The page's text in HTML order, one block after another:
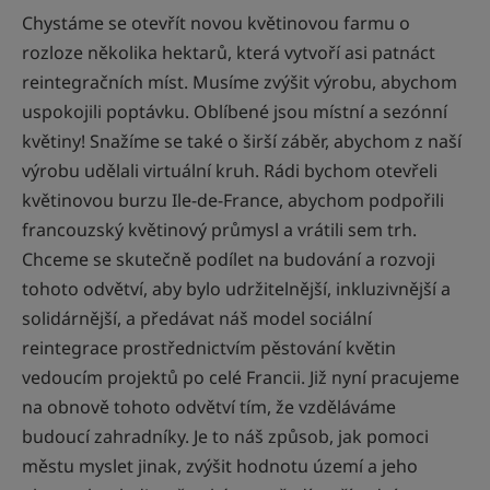
Chystáme se otevřít novou květinovou farmu o
rozloze několika hektarů, která vytvoří asi patnáct
reintegračních míst. Musíme zvýšit výrobu, abychom
uspokojili poptávku. Oblíbené jsou místní a sezónní
květiny! Snažíme se také o širší záběr, abychom z naší
výrobu udělali virtuální kruh. Rádi bychom otevřeli
květinovou burzu Ile-de-France, abychom podpořili
francouzský květinový průmysl a vrátili sem trh.
Chceme se skutečně podílet na budování a rozvoji
tohoto odvětví, aby bylo udržitelnější, inkluzivnější a
solidárnější, a předávat náš model sociální
reintegrace prostřednictvím pěstování květin
vedoucím projektů po celé Francii. Již nyní pracujeme
na obnově tohoto odvětví tím, že vzděláváme
budoucí zahradníky. Je to náš způsob, jak pomoci
městu myslet jinak, zvýšit hodnotu území a jeho